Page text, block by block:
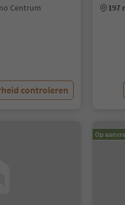
Centrum
controleren
197
Op